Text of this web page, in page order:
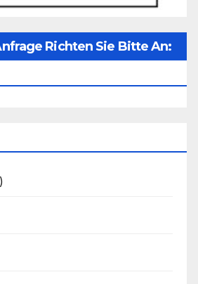
Richten Sie Bitte An: